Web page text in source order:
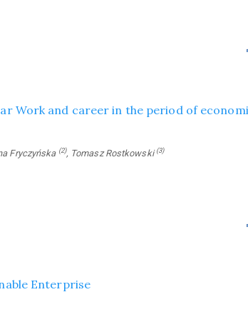
Work and career in the period of
Fryczyńska (2), Tomasz Rostkowski(3)
Enterprise